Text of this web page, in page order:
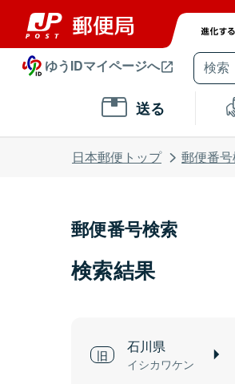
ゆうIDマイページへ
送る
日本郵便トップ 郵便番
郵便番号検索
検索結果
石川県
イシカワケン